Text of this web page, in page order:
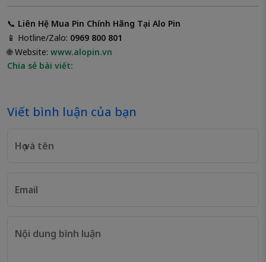
📞 Liên Hệ Mua Pin Chính Hãng Tại Alo Pin
📱 Hotline/Zalo: 0969 800 801
🌐 Website: www.alopin.vn
Chia sẻ bài viết:
Viết bình luận của bạn
Họ và tên
Email
Nội dung bình luận